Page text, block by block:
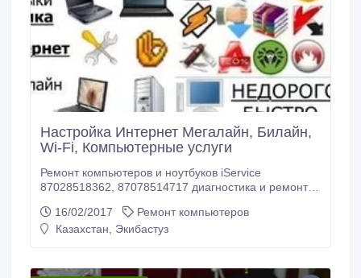
Настройка Интернет Мегалайн, Билайн,
Wi-Fi, Компьютерные услуги
Ремонт компьютеров и ноутбуков iService
87028518362, 87078514717 диагностика и ремонт
восстановление данных диагностика и ремонт
ноутбуков настройка ноутбуков модернизация
переустановка Windows xp sp3 professional, vista,
16/02/2017
Ремонт компьютеров
Казахстан, Экибастуз